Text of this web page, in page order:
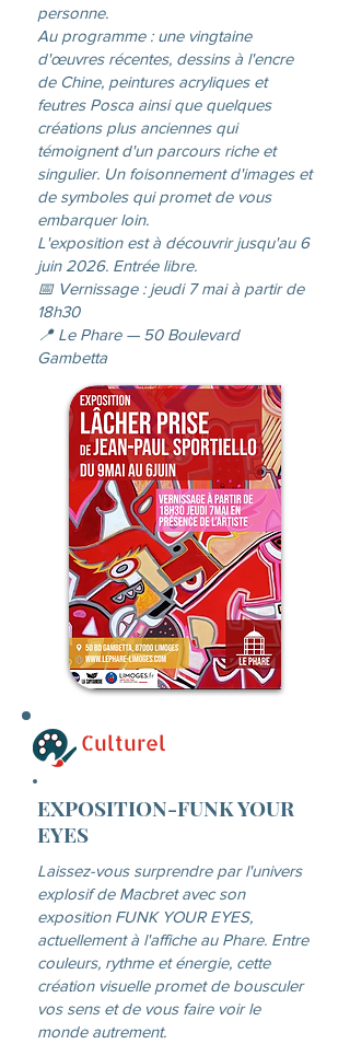
personne.
Au programme : une vingtaine
d'œuvres récentes, dessins à l'encre
de Chine, peintures acryliques et
feutres Posca ainsi que quelques
créations plus anciennes qui
témoignent d'un parcours riche et
singulier. Un foisonnement d'images et
de symboles qui promet de vous
embarquer loin.
L'exposition est à découvrir jusqu'au 6
juin 2026. Entrée libre.
📅 Vernissage : jeudi 7 mai à partir de
18h30
📍 Le Phare — 50 Boulevard
Gambetta
Culturel
EXPOSITION-FUNK YOUR
EYES
Laissez-vous surprendre par l'univers
explosif de Macbret avec son
exposition FUNK YOUR EYES,
actuellement à l'affiche au Phare. Entre
couleurs, rythme et énergie, cette
création visuelle promet de bousculer
vos sens et de vous faire voir le
monde autrement.